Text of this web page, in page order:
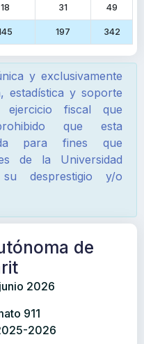
197 342
18 31 49
y exclusivamente
estadística y soporte
fiscal que
que esta
para fines que
de la Universidad
desprestigio y/o
de
2026
911
2026